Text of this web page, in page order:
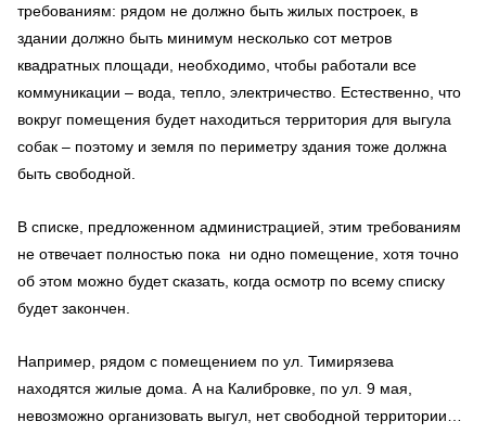
требованиям: рядом не должно быть жилых построек, в
здании должно быть минимум несколько сот метров
квадратных площади, необходимо, чтобы работали все
коммуникации – вода, тепло, электричество. Естественно, что
вокруг помещения будет находиться территория для выгула
собак – поэтому и земля по периметру здания тоже должна
быть свободной.
В списке, предложенном администрацией, этим требованиям
не отвечает полностью пока ни одно помещение, хотя точно
об этом можно будет сказать, когда осмотр по всему списку
будет закончен.
Например, рядом с помещением по ул. Тимирязева
находятся жилые дома. А на Калибровке, по ул. 9 мая,
невозможно организовать выгул, нет свободной территории…